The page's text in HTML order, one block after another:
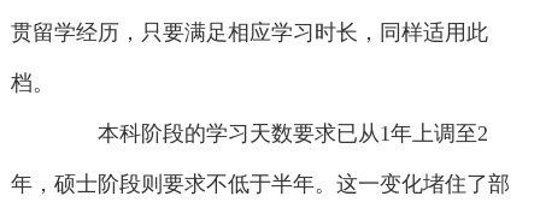
贯留学经历，只要满足相应学习时长，同样适用此
档。
本科阶段的学习天数要求已从1年上调至2
年，硕士阶段则要求不低于半年。这一变化堵住了部